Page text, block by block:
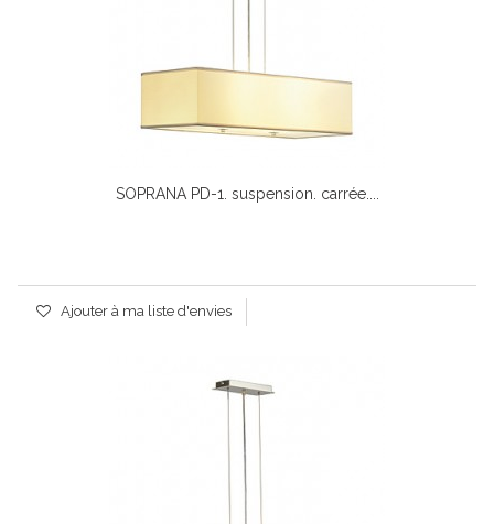
SOPRANA PD-1. suspension. carrée....
Ajouter à ma liste d'envies